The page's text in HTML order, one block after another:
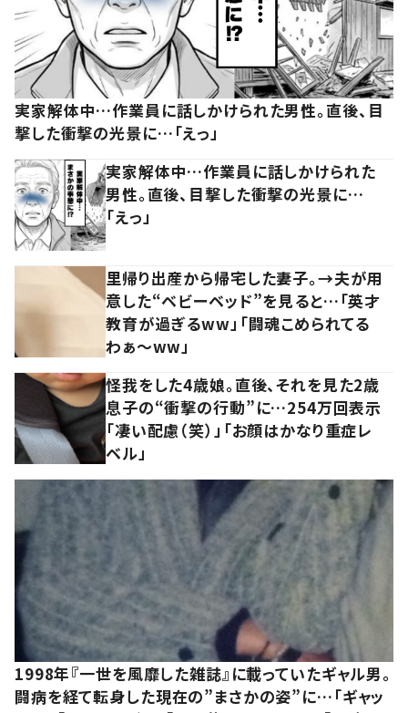
実家解体中…作業員に話しかけられた男性。直後、目
撃した衝撃の光景に…「えっ」
実家解体中…作業員に話しかけられた
男性。直後、目撃した衝撃の光景に…
「えっ」
里帰り出産から帰宅した妻子。→夫が用
意した“ベビーベッド”を見ると…「英才
教育が過ぎるww」「闘魂こめられてる
わぁ～ww」
怪我をした4歳娘。直後、それを見た2歳
息子の“衝撃の行動”に…254万回表示
「凄い配慮（笑）」「お顔はかなり重症レ
ベル」
1998年『一世を風靡した雑誌』に載っていたギャル男。
闘病を経て転身した現在の”まさかの姿”に…「ギャッ